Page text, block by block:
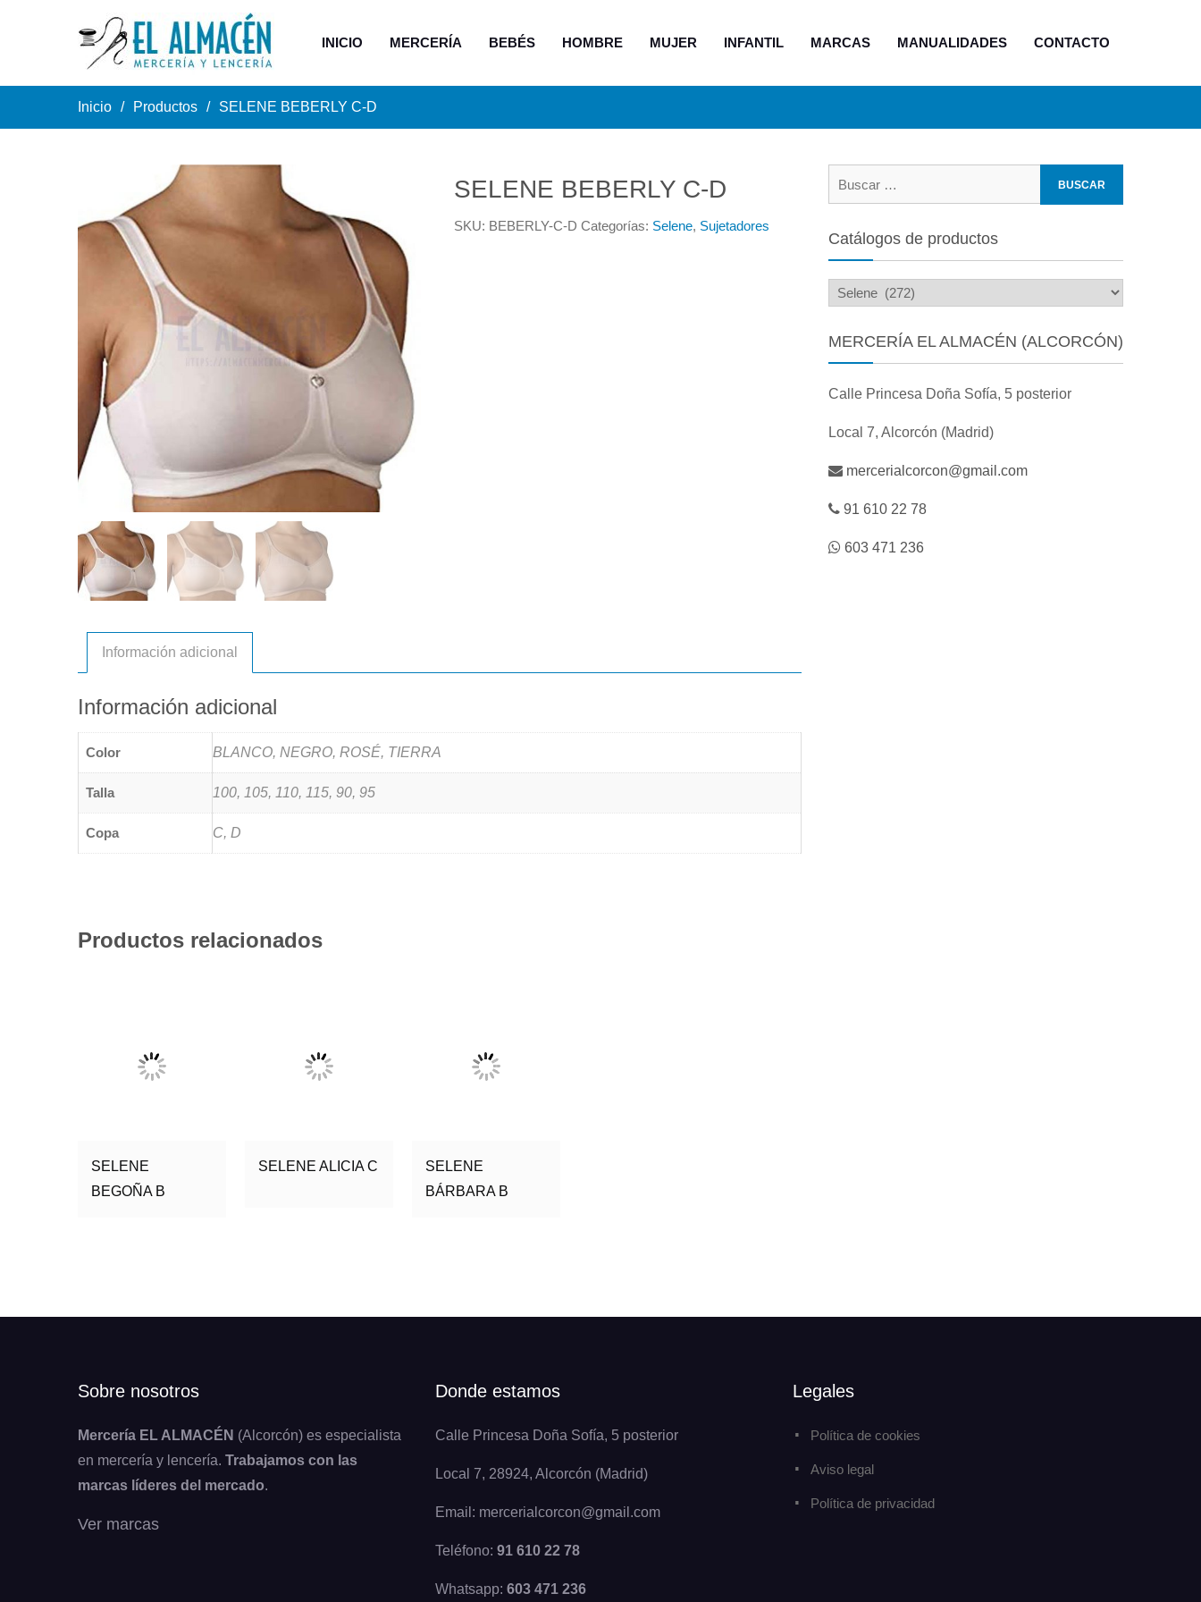
INICIO MERCERÍA BEBÉS HOMBRE MUJER INFANTIL MARCAS MANUALIDADES CONTACTO
Inicio Productos SELENE BEBERLY C-D
SELENE BEBERLY C-D
SKU: BEBERLY-C-D Categorías: Selene, Sujetadores
Información adicional
Información adicional
Color BLANCO, NEGRO, ROSÉ, TIERRA
Talla 100, 105, 110, 115, 90, 95
Copa C, D
Productos relacionados
SELENE
BEGOÑA B
SELENE ALICIA C
SELENE
BÁRBARA B
Catálogos de productos
MERCERÍA EL ALMACÉN (ALCORCÓN)
Calle Princesa Doña Sofía, 5 posterior
Local 7, Alcorcón (Madrid)
mercerialcorcon@gmail.com
91 610 22 78
603 471 236
Sobre nosotros
Mercería EL ALMACÉN (Alcorcón) es especialista
en mercería y lencería. Trabajamos con las
marcas líderes del mercado.
Ver marcas
Donde estamos
Calle Princesa Doña Sofía, 5 posterior
Local 7, 28924, Alcorcón (Madrid)
Email: mercerialcorcon@gmail.com
Teléfono: 91 610 22 78
Whatsapp: 603 471 236
Legales
Política de cookies
Aviso legal
Política de privacidad